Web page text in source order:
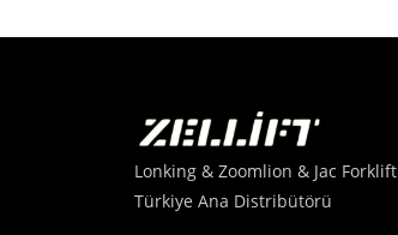
Lonking & Zoomlion & Jac Forklift
Türkiye Ana Distribütörü